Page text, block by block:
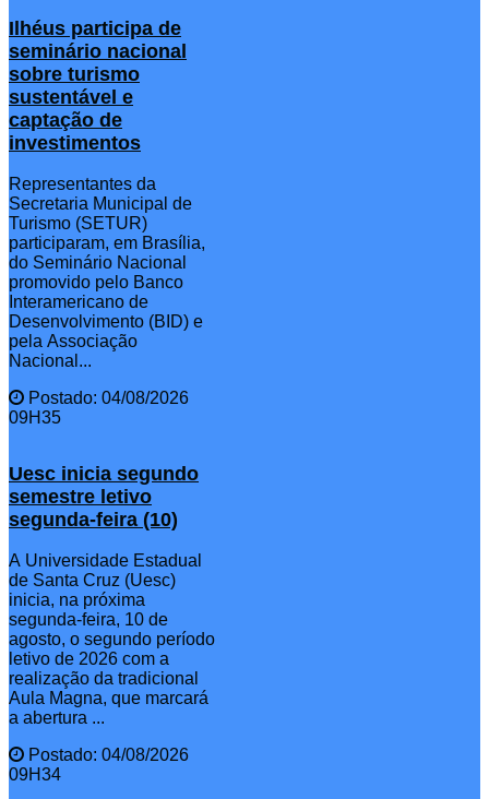
Ilhéus participa de
seminário nacional
sobre turismo
sustentável e
captação de
investimentos
Representantes da
Secretaria Municipal de
Turismo (SETUR)
participaram, em Brasília,
do Seminário Nacional
promovido pelo Banco
Interamericano de
Desenvolvimento (BID) e
pela Associação
Nacional...
Postado: 04/08/2026
09H35
Uesc inicia segundo
semestre letivo
segunda-feira (10)
A Universidade Estadual
de Santa Cruz (Uesc)
inicia, na próxima
segunda-feira, 10 de
agosto, o segundo período
letivo de 2026 com a
realização da tradicional
Aula Magna, que marcará
a abertura ...
Postado: 04/08/2026
09H34